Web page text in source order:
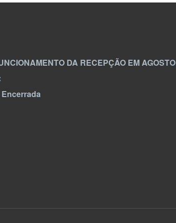
DA RECEPÇÃO EM AGOSTO
Encerrada